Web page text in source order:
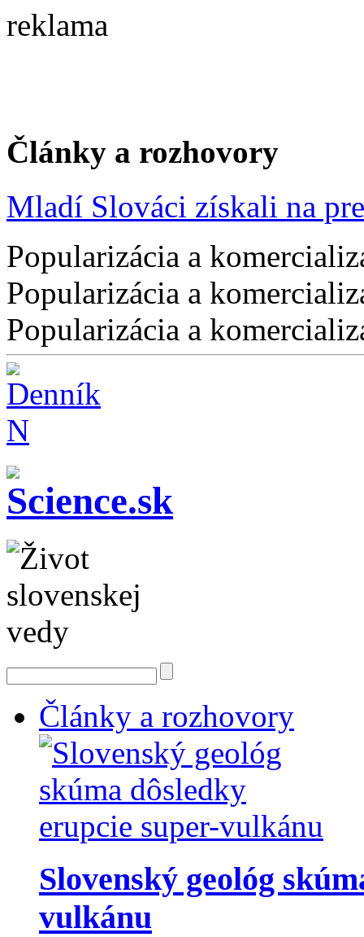
reklama
Články a rozhovory
Mladí Slováci získali na
Popularizácia a
Popularizácia a
Popularizácia a
Články a rozhovory
Slovenský geológ
vulkánu